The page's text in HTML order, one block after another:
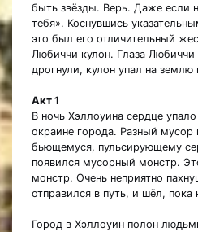
быть звёзды. Верь. Даже если
тебя». Коснувшись
это был его отличительный
Любиччи кулон. Глаза Любиччи
дрогнули, кулон упал на землю
Акт 1
В ночь Хэллоуина сердце
окраине города. Разный мусор
бьющемуся, пульсирующему
появился мусорный монстр.
монстр. Очень неприятно
отправился в путь, и шёл, пока
Город в Хэллоуин полон